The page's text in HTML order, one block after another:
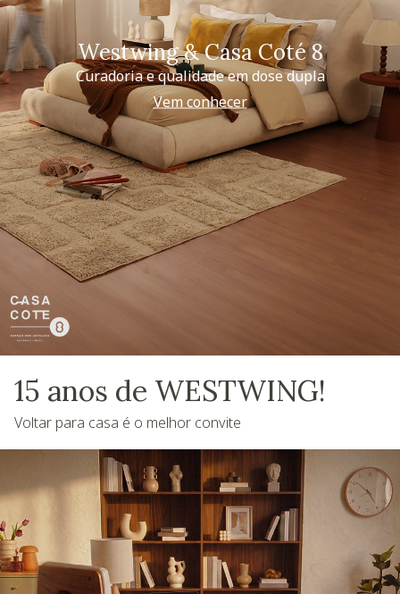
Westwing & Casa Coté 8
Curadoria e qualidade em dose dupla
Vem conhecer
15 anos de WESTWING!
Voltar para casa é o melhor convite